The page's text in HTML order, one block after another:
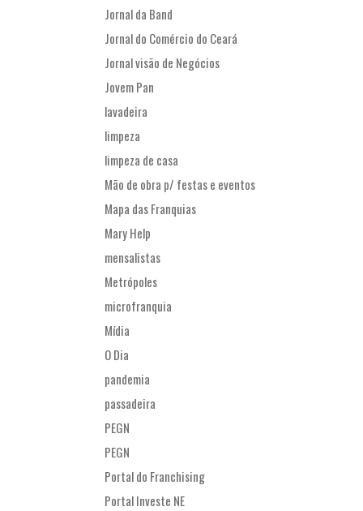
Jornal da Band
Jornal do Comércio do Ceará
Jornal visão de Negócios
Jovem Pan
lavadeira
limpeza
limpeza de casa
Mão de obra p/ festas e eventos
Mapa das Franquias
Mary Help
mensalistas
Metrópoles
microfranquia
Mídia
O Dia
pandemia
passadeira
PEGN
PEGN
Portal do Franchising
Portal Investe NE